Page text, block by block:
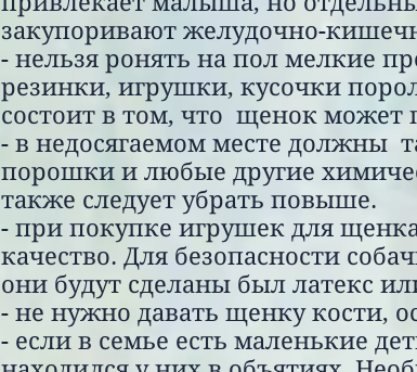
закупоривают желудочно-
- нельзя ронять на пол мелкие
резинки, игрушки, кусочки
состоит в том, что щенок может
- в недосягаемом месте должны
порошки и любые другие
также следует убрать повыше.
- при покупке игрушек для
качество. Для безопасности
они будут сделаны был латекс
- не нужно давать щенку кости,
- если в семье есть маленькие